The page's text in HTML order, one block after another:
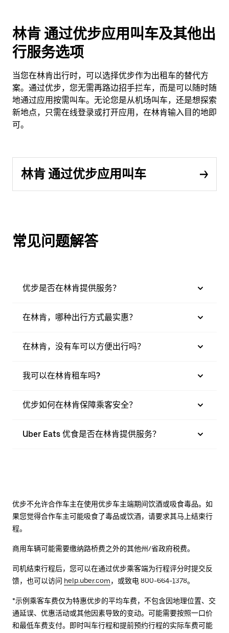
林肯 通过优步应用叫车及其他出
行服务选项
当您在林肯出行时，可以选择优步作为出租车的替代方
案。通过优步，您无需再路边招手拦车，而是可以随时随
地通过应用按需叫车。无论您是从机场叫车，还是想探索
新地点，只需在线登录或打开应用，在林肯输入目的地即
可。
林肯 通过优步应用叫车
常见问题解答
优步是否在林肯提供服务？
在林肯，哪种出行方式最实惠？
在林肯，没有车可以方便出行吗？
我可以在林肯租车吗?
优步如何在林肯保障乘客安全？
Uber Eats 优食是否在林肯提供服务？
优步不允许合作车主在使用优步车主端期间饮酒或吸食毒品。如
果您觉得合作车主可能吸食了毒品或饮酒，请要求其马上结束行
程。
商用车辆可能需要缴纳路桥费之外的其他州/省政府税费。
司机结束行程后，您可以在通过优步乘客端为行程评分时提交反
馈，也可以访问 help.uber.com，或致电 800-664-1378。
*示例乘客车费仅为特惠优步的平均车费，不包含因地理位置、交
通延误、优惠活动或其他因素导致的变动。可能需要按照一口价
和最低车费支付。即时叫车行程和提前预约行程的实际车费可能